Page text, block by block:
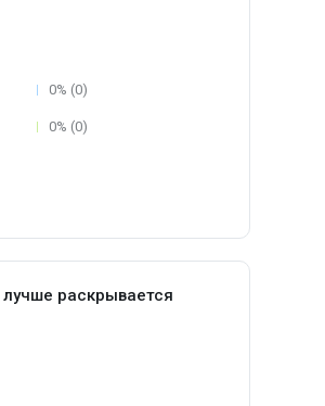
0% (0)
0% (0)
раскрывается